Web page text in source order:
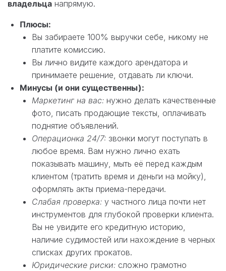
владельца напрямую.
Плюсы:
Вы забираете 100% выручки себе, никому не
платите комиссию.
Вы лично видите каждого арендатора и
принимаете решение, отдавать ли ключи.
Минусы (и они существенны):
Маркетинг на вас: нужно делать качественные
фото, писать продающие тексты, оплачивать
поднятие объявлений.
Операционка 24/7: звонки могут поступать в
любое время. Вам нужно лично ехать
показывать машину, мыть её перед каждым
клиентом (тратить время и деньги на мойку),
оформлять акты приема-передачи.
Слабая проверка: у частного лица почти нет
инструментов для глубокой проверки клиента.
Вы не увидите его кредитную историю,
наличие судимостей или нахождение в черных
списках других прокатов.
Юридические риски: сложно грамотно